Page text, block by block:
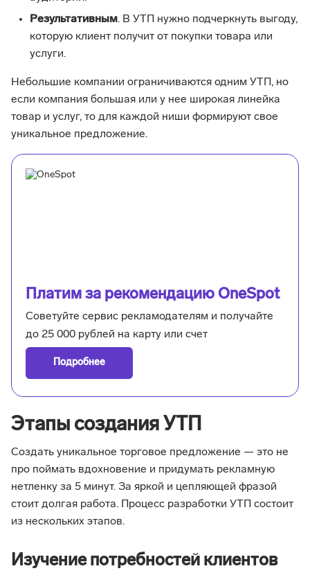
Результативным. В УТП нужно подчеркнуть выгоду,
которую клиент получит от покупки товара или
услуги.
Небольшие компании ограничиваются одним УТП, но
если компания большая или у нее широкая линейка
товар и услуг, то для каждой ниши формируют свое
уникальное предложение.
Платим за рекомендацию OneSpot
Советуйте сервис рекламодателям и получайте
до 25 000 рублей на карту или счет
Подробнее
Этапы создания УТП
Создать уникальное торговое предложение — это не
про поймать вдохновение и придумать рекламную
нетленку за 5 минут. За яркой и цепляющей фразой
стоит долгая работа. Процесс разработки УТП состоит
из нескольких этапов.
Изучение потребностей клиентов